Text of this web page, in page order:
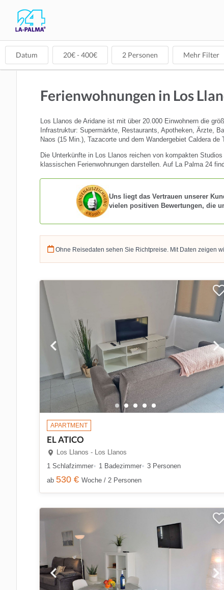
Datum 20€ - 400€ 2 Personen Mehr Filter
Ferienwohnungen in Los
Los Llanos de Aridane ist mit über 20.000 Einwohnern die
Infrastruktur: Supermärkte, Restaurants, Apotheken, Ärzte,
Naos (15 Min.), Tazacorte und dem Wandergebiet Caldera de
Die Unterkünfte in Los Llanos reichen von kompakten
klassischen Ferienwohnungen darstellen. Auf La Palma 24
Uns liegt das Vertrauen unserer
vielen positiven Bewertungen, die
Ohne Reisedaten sehen Sie Richtpreise. Mit Daten zeigen
APARTMENT
EL ATICO
Los Llanos - Los Llanos
1 Schlafzimmer
1 Badezimmer
3 Personen
ab 530 € Woche / 2 Personen